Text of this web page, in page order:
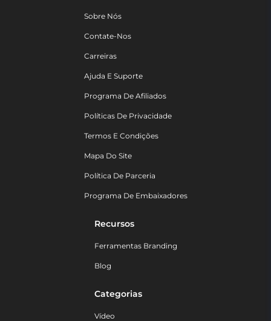
Sobre Nós
Contate-Nos
Carreiras
Ajuda E Suporte
Programa De Afiliados
Políticas De Privacidade
Termos E Condições
Mapa Do Site
Política De Parceria
Programa De Embaixadores
Recursos
Ferramentas Branding
Blog
Categorias
Vídeo